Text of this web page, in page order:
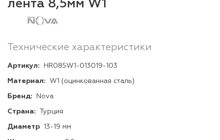
лента 8,5мм W1
Технические характеристики
Артикул: HR085W1-013019-103
Материал: W1 (оцинкованная сталь)
Бренд: Nova
Страна: Турция
Диаметр 13-19 мм